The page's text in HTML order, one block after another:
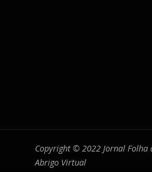
Copyright © 2022 Jornal Folha
Abrigo Virtual